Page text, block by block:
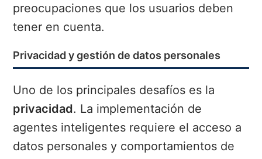
preocupaciones que los usuarios deben
tener en cuenta.
Privacidad y gestión de datos personales
Uno de los principales desafíos es la
privacidad. La implementación de
agentes inteligentes requiere el acceso a
datos personales y comportamientos de